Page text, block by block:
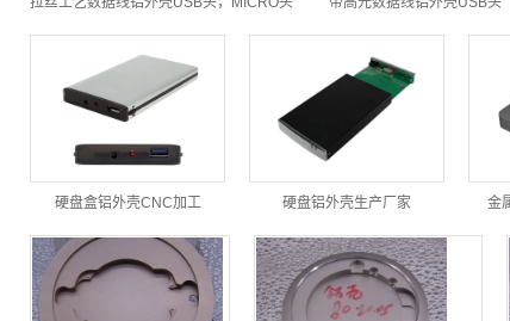
硬盘盒铝外壳CNC加工 硬盘铝外壳生产厂家 金